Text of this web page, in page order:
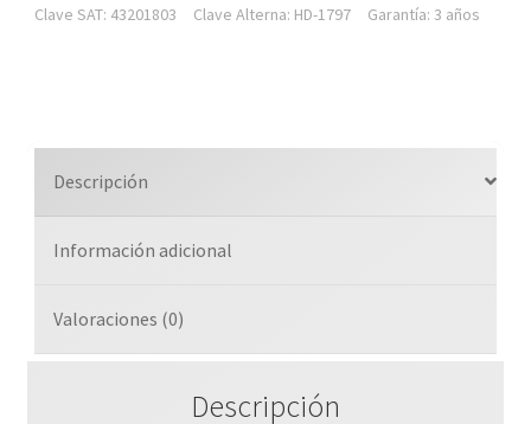
Hd330
Windows
Mac
Linux
Slim
Clave SAT: 43201803
Clave Alterna: HD-1797 Garantía: 3 años
Descripción
Información adicional
Valoraciones (0)
Descripción